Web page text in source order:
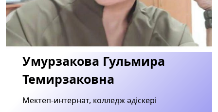
Умурзакова Гульмира
Темирзаковна
Мектеп-интернат, колледж әдіскері